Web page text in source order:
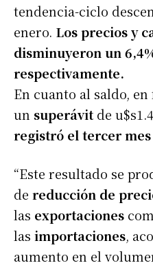
tendencia-ciclo
enero. Los precios y
disminuyeron un
respectivamente.
En cuanto al saldo,
un superávitde
registró el tercer
“Este resultado se
de reducción de
las exportaciones
las importaciones,
aumento en el